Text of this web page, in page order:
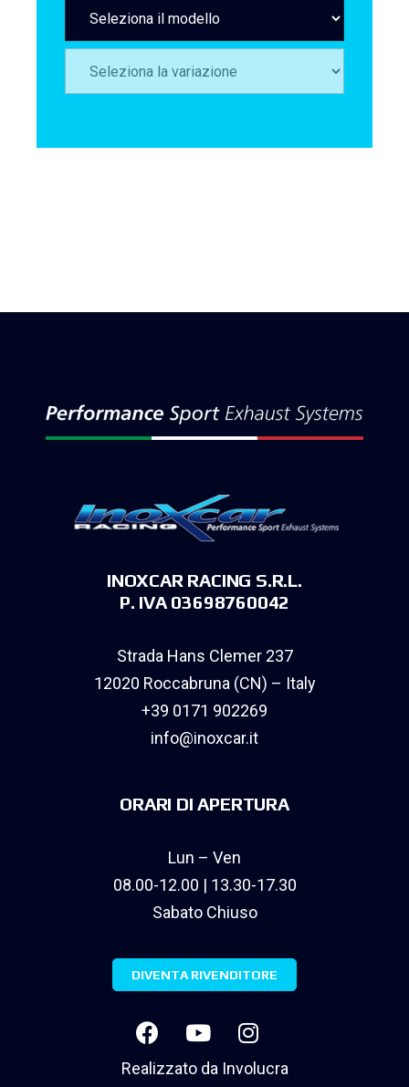
INOXCAR RACING S.R.L.
P. IVA 03698760042
Strada Hans Clemer 237
12020 Roccabruna (CN) – Italy
+39 0171 902269
info@inoxcar.it
ORARI DI APERTURA
Lun – Ven
08.00-12.00 | 13.30-17.30
Sabato Chiuso
DIVENTA RIVENDITORE
Realizzato da Involucra